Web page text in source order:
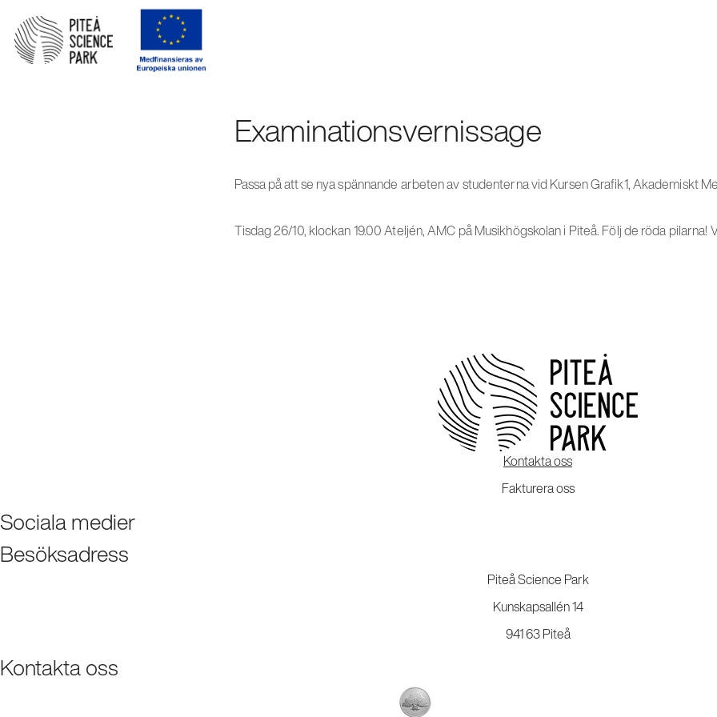
Examinationsvernissage
Passa på att se nya spännande arbeten av studenterna vid Kursen Grafik1, Akademiskt
Tisdag 26/10, klockan 19.00 Ateljén, AMC på Musikhögskolan i Piteå. Följ de röda pilarna!
Kontakta oss
Fakturera oss
Sociala medier
Besöksadress
Piteå Science Park
Kunskapsallén 14
941 63 Piteå
Kontakta oss